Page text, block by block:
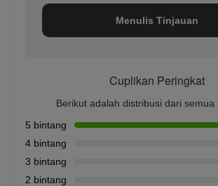
Menulis Tinjauan
Cuplikan Peringkat
Berikut adalah distribusi dari semua
5 bintang
4 bintang
3 bintang
2 bintang